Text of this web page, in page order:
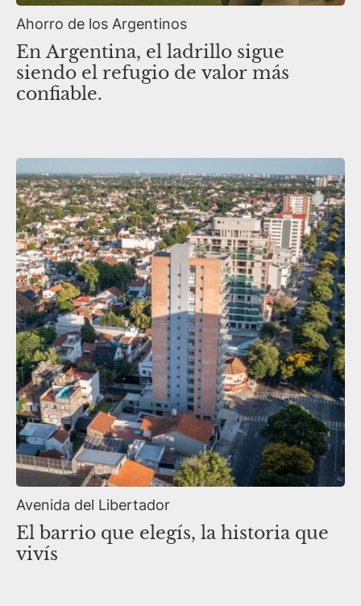
Ahorro de los Argentinos
En Argentina, el ladrillo sigue
siendo el refugio de valor más
confiable.
Avenida del Libertador
El barrio que elegís, la historia que
vivís